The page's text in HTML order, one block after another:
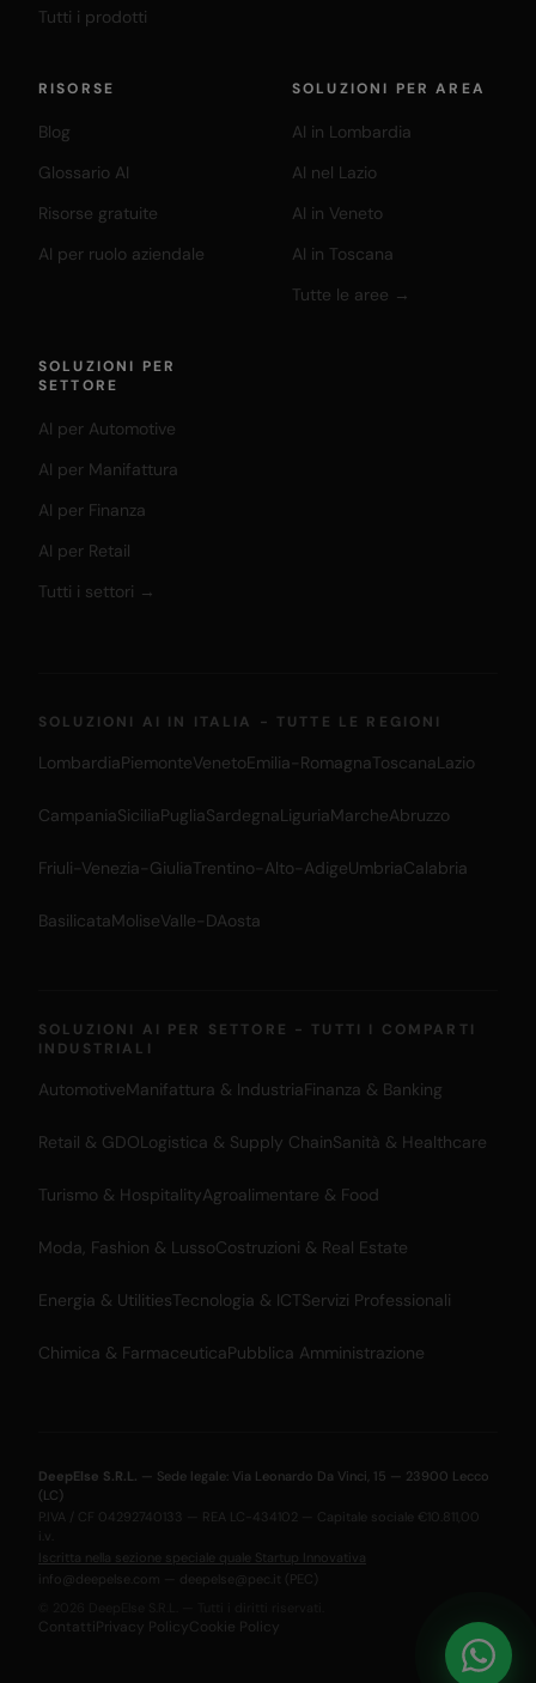
Tutti i prodotti
RISORSE
Blog
Glossario AI
Risorse gratuite
AI per ruolo aziendale
SOLUZIONI PER AREA
AI in Lombardia
AI nel Lazio
AI in Veneto
AI in Toscana
Tutte le aree →
SOLUZIONI PER
SETTORE
AI per Automotive
AI per Manifattura
AI per Finanza
AI per Retail
Tutti i settori →
SOLUZIONI AI IN ITALIA - TUTTE LE REGIONI
LombardiaPiemonteVenetoEmilia-RomagnaToscanaLazio
CampaniaSiciliaPugliaSardegnaLiguriaMarcheAbruzzo
Friuli-Venezia-GiuliaTrentino-Alto-AdigeUmbriaCalabria
BasilicataMoliseValle-DAosta
SOLUZIONI AI PER SETTORE - TUTTI I COMPARTI
INDUSTRIALI
AutomotiveManifattura & IndustriaFinanza & Banking
Retail & GDOLogistica & Supply ChainSanità & Healthcare
Turismo & HospitalityAgroalimentare & Food
Moda, Fashion & LussoCostruzioni & Real Estate
Energia & UtilitiesTecnologia & ICTServizi Professionali
Chimica & FarmaceuticaPubblica Amministrazione
DeepElse S.R.L. — Sede legale: Via Leonardo Da Vinci, 15 — 23900 Lecco
(LC)
P.IVA / CF 04292740133 — REA LC-434102 — Capitale sociale €10.811,00
i.v.
Iscritta nella sezione speciale quale Startup Innovativa
info@deepelse.com
deepelse@pec.it
(PEC)
ContattiPrivacy Policy Cookie Policy